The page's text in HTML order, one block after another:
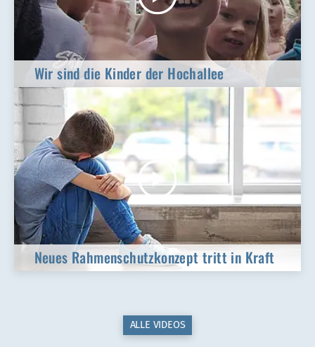
Wir sind die Kinder der Hochallee
Neues Rahmenschutzkonzept tritt in Kraft
ALLE VIDEOS